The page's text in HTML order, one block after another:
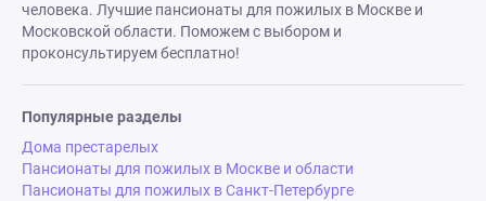
человека. Лучшие пансионаты для пожилых в Москве и
Московской области. Поможем с выбором и
проконсультируем бесплатно!
Популярные разделы
Дома престарелых
Пансионаты для пожилых в Москве и области
Пансионаты для пожилых в Санкт-Петербурге